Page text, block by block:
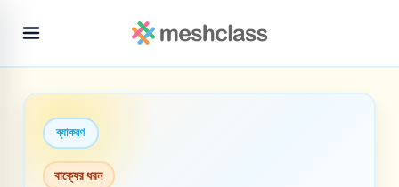
ব্যাকরণ
বাক্যের ধরন